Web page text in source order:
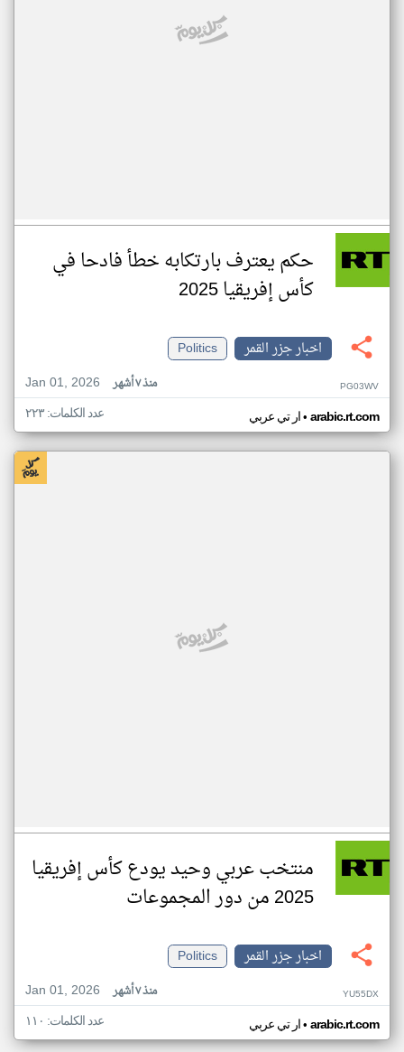
حكم يعترف بارتكابه خطأ فادحا في
كأس إفريقيا 2025
اخبار جزر القمر
Politics
Jan 01, 2026
منذ ٧ أشهر PG03WV
ار تي عربي• arabic.rt.com عدد الكلمات: ٢٢٣
منتخب عربي وحيد يودع كأس إفريقيا
2025 من دور المجموعات
اخبار جزر القمر
Politics
Jan 01, 2026
منذ ٧ أشهر YU55DX
ار تي عربي• arabic.rt.com عدد الكلمات: ١١٠